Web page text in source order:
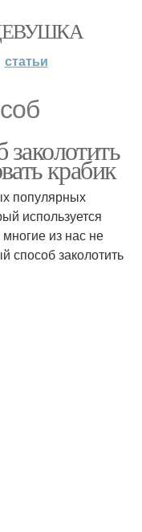
статьи
крабик
популярных
используется
из нас не
способ заколотить